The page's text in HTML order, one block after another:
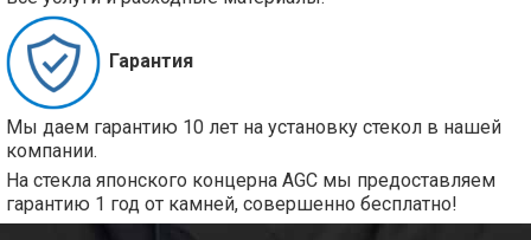
Гарантия
Мы даем гарантию 10 лет на установку стекол в нашей
компании.
На стекла японского концерна AGC мы предоставляем
гарантию 1 год от камней, совершенно бесплатно!